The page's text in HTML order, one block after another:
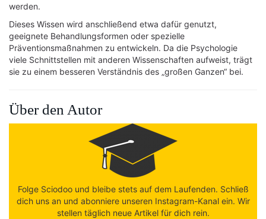
werden.
Dieses Wissen wird anschließend etwa dafür genutzt,
geeignete Behandlungsformen oder spezielle
Präventionsmaßnahmen zu entwickeln. Da die Psychologie
viele Schnittstellen mit anderen Wissenschaften aufweist, trägt
sie zu einem besseren Verständnis des „großen Ganzen“ bei.
Über den Autor
Folge Sciodoo und bleibe stets auf dem Laufenden. Schließ
dich uns an und abonniere unseren Instagram-Kanal ein. Wir
stellen täglich neue Artikel für dich rein.